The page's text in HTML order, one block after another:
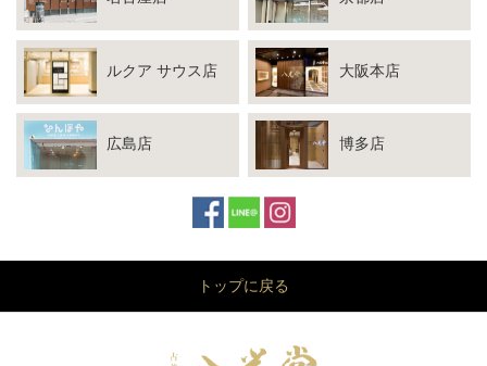
ルクア サウス店 大阪本店
広島店 博多店
トップに戻る